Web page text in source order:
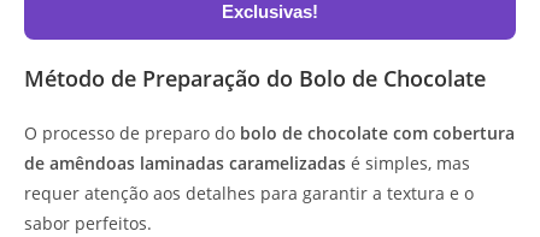
Exclusivas!
Método de Preparação do Bolo de Chocolate
O processo de preparo do bolo de chocolate com cobertura
de amêndoas laminadas caramelizadas é simples, mas
requer atenção aos detalhes para garantir a textura e o
sabor perfeitos.